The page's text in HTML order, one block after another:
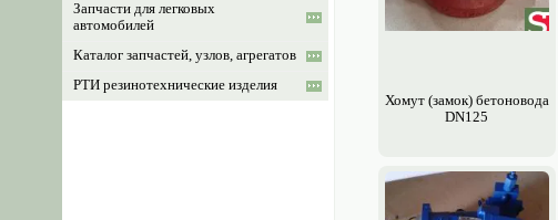
Запчасти для легковых
автомобилей
Каталог запчастей, узлов, агрегатов
РТИ резинотехнические изделия
Хомут (замок) бетоновода
DN125